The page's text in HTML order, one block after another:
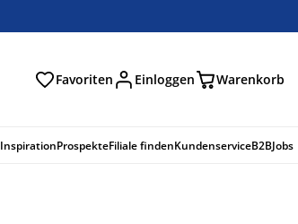
Favoriten Einloggen Warenkorb
InspirationProspekteFiliale findenKundenserviceB2BJobs